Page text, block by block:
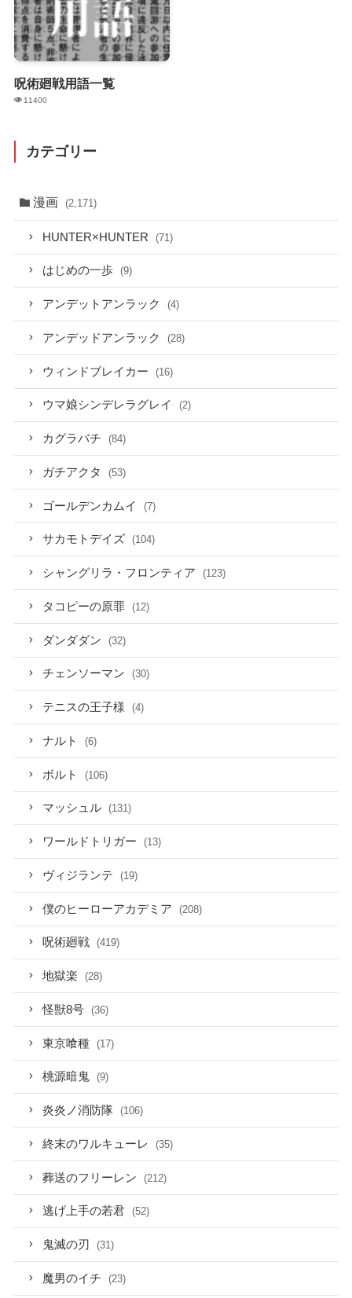
呪術廻戦用語一覧
11400
カテゴリー
漫画 (2,171)
HUNTER×HUNTER (71)
はじめの一歩 (9)
アンデットアンラック (4)
アンデッドアンラック (28)
ウィンドブレイカー (16)
ウマ娘シンデレラグレイ (2)
カグラバチ (84)
ガチアクタ (53)
ゴールデンカムイ (7)
サカモトデイズ (104)
シャングリラ・フロンティア (123)
タコピーの原罪 (12)
ダンダダン (32)
チェンソーマン (30)
テニスの王子様 (4)
ナルト (6)
ボルト (106)
マッシュル (131)
ワールドトリガー (13)
ヴィジランテ (19)
僕のヒーローアカデミア (208)
呪術廻戦 (419)
地獄楽 (28)
怪獣8号 (36)
東京喰種 (17)
桃源暗鬼 (9)
炎炎ノ消防隊 (106)
終末のワルキューレ (35)
葬送のフリーレン (212)
逃げ上手の若君 (52)
鬼滅の刃 (31)
魔男のイチ (23)